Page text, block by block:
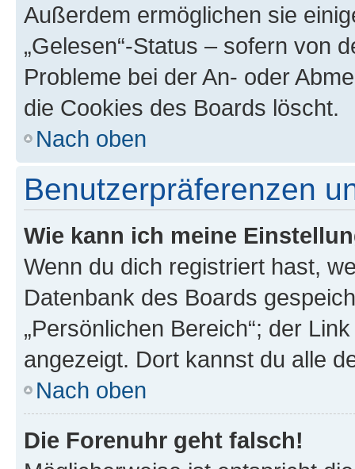
Außerdem ermöglichen sie
„Gelesen“-Status – sofern von
Probleme bei der An- oder
die Cookies des Boards löscht.
Nach oben
Benutzerpräferenzen
Wie kann ich meine
Wenn du dich registriert hast,
Datenbank des Boards
„Persönlichen Bereich“; der
angezeigt. Dort kannst du alle
Nach oben
Die Forenuhr geht falsch!